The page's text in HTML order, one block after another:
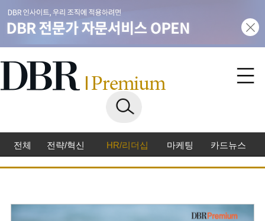
전체 전략/혁신 HR/리더십 마케팅 카드뉴스